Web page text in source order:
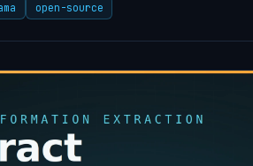
open-source